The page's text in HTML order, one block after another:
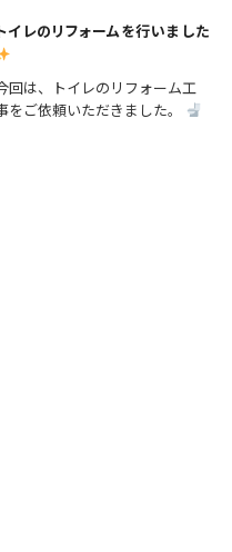
イレのリフォームを行いました
回は、トイレのリフォーム工
をご依頼いただきました。